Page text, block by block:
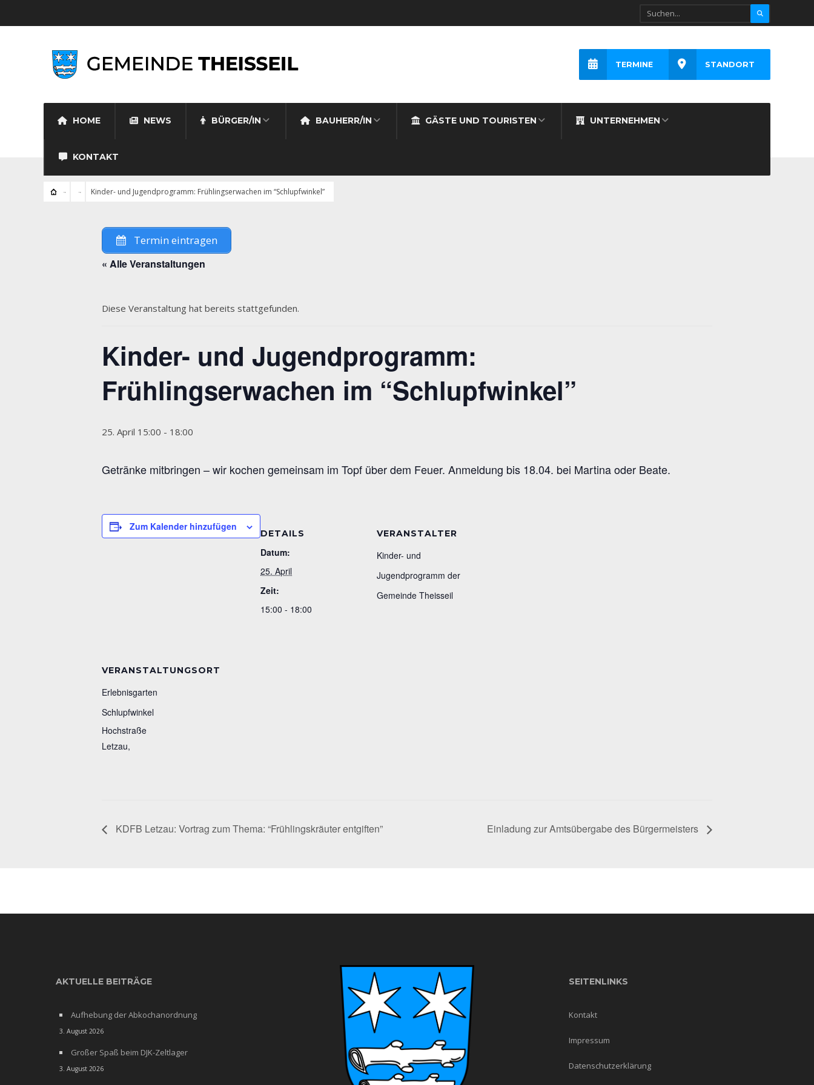
HOME NEWS BÜRGER/IN BAUHERR/IN GÄSTE UND TOURISTEN UNTERNEHMEN
KONTAKT
TERMINE STANDORT
Kinder- und Jugendprogramm: Frühlingserwachen im “Schlupfwinkel”
Termin eintragen
« Alle Veranstaltungen
Diese Veranstaltung hat bereits stattgefunden.
Kinder- und Jugendprogramm:
Frühlingserwachen im “Schlupfwinkel”
25. April 15:00 - 18:00
Getränke mitbringen – wir kochen gemeinsam im Topf über dem Feuer. Anmeldung bis 18.04. bei Martina oder Beate.
Zum Kalender hinzufügen
DETAILS
Datum:
25. April
Zeit:
15:00 - 18:00
VERANSTALTER
Kinder- und
Jugendprogramm der
Gemeinde Theisseil
VERANSTALTUNGSORT
Erlebnisgarten
Schlupfwinkel
Hochstraße
Letzau,
KDFB Letzau: Vortrag zum Thema: “Frühlingskräuter entgiften” Einladung zur Amtsübergabe des Bürgermeisters
AKTUELLE BEITRÄGE
Aufhebung der Abkochanordnung
3. August 2026
Großer Spaß beim DJK-Zeltlager
3. August 2026
SEITENLINKS
Kontakt
Impressum
Datenschutzerklärung